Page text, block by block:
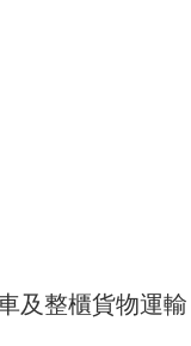
及整櫃貨物運輸